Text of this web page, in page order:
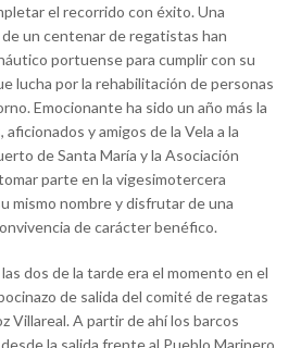
el recorrido con éxito. Una
un centenar de regatistas han
portuense para cumplir con su
lucha por la rehabilitación de personas
Emocionante ha sido un año más la
y amigos de la Vela a la
de Santa María y la Asociación
parte en la vigesimotercera
mismo nombre y disfrutar de una
de carácter benéfico.
dos de la tarde era el momento en el
de salida del comité de regatas
Villareal. A partir de ahí los barcos
la salida frente al Pueblo Marinero